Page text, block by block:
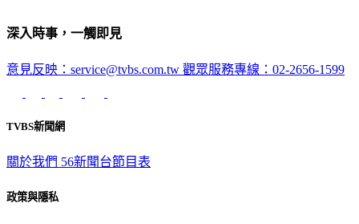
深入時事，一觸即見
意見反映：service@tvbs.com.tw 觀眾服務專線：02-2656-1599
TVBS新聞網
關於我們 56新聞台節目表
政策與隱私